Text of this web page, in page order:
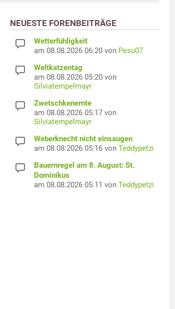
NEUESTE FORENBEITRÄGE
Wetterfühligkeit
am 08.08.2026 06:20 von Pesu07
Weltkatzentag
am 08.08.2026 05:20 von
Silviatempelmayr
Zwetschkenernte
am 08.08.2026 05:17 von
Silviatempelmayr
Weberknecht nicht einsaugen
am 08.08.2026 05:16 von Teddypetzi
Bauernregel am 8. August: St.
Dominikus
am 08.08.2026 05:11 von Teddypetzi